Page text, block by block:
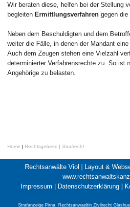
Wir beraten diese, helfen bei der Stellung
begleiten Ermittlungsverfahren gegen die
Neben dem Beschuldigten und dem
weiter die Fälle, in denen der Mandant
Auch dem Zeugen stehen eine Vielzahl
determinierter Verfahrensrechte zu. So ist
Angehörige zu belasten.
Home | Rechtsgebiete | Strafrecht
Rechtsanwälte Viol | Layout &
Impressum | Datenschutzerklärung|
Strafanzeige Pirna, Rechtsanwaeltin Zivilrecht